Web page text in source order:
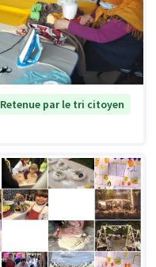
Retenue par le tri citoyen